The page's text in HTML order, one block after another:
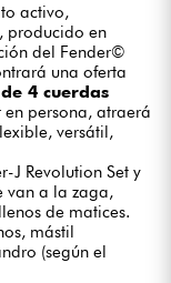
activo,
producido en
del Fender©
una oferta
de 4 cuerdas
persona, atraerá
versátil,
J Revolution Set y
van a la zaga,
de matices.
mástil
(según el